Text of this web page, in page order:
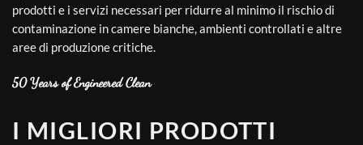
prodotti e i servizi necessari per ridurre al minimo il rischio di
contaminazione in camere bianche, ambienti controllati e altre
aree di produzione critiche.
50 Years of Engineered Clean
I MIGLIORI PRODOTTI